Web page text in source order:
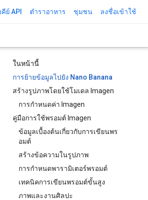
ย์ API ตำราอาหาร ชุมชน ลงชื่อเข้าใช้
ในหน้านี้
การย้ายข้อมูลไปยัง Nano Banana
สร้างรูปภาพโดยใช้โมเดล Imagen
การกำหนดค่า Imagen
คู่มือการใช้พรอมต์ Imagen
ข้อมูลเบื้องต้นเกี่ยวกับการเขียนพร
อมต์
สร้างข้อความในรูปภาพ
การกำหนดพารามิเตอร์พรอมต์
เทคนิคการเขียนพรอมต์ขั้นสูง
ภาพและงานศิลปะ